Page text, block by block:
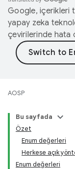
Google, içerikleri
yapay zeka
çevirilerinde hata
AOSP
Bu sayfada
Özet
Enum değerleri
Herkese açık
Enum değerleri